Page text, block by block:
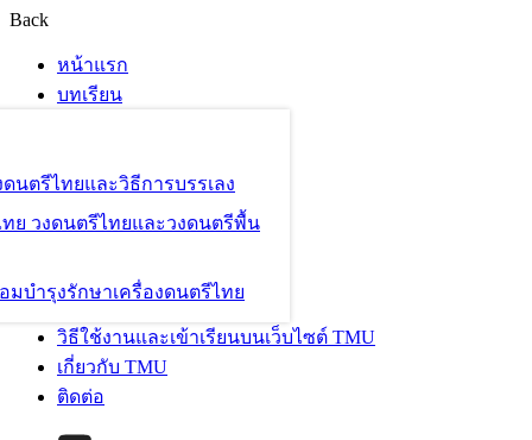
Back
หน้าแรก
บทเรียน
ดนตรีไทยและวิธีการบรรเลง
ทย วงดนตรีไทยและวงดนตรีพื้น
มบำรุงรักษาเครื่องดนตรีไทย
วิธีใช้งานและเข้าเรียนบนเว็บไซต์ TMU
เกี่ยวกับ TMU
ติดต่อ